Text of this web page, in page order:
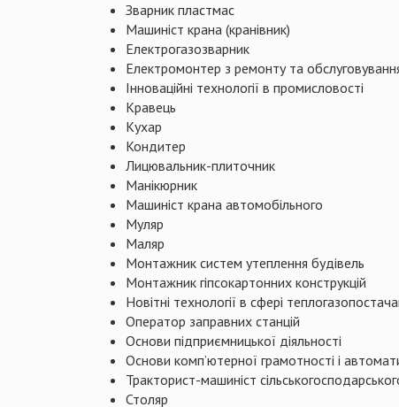
Зварник пластмас
Машиніст крана (кранівник)
Електрогазозварник
Електромонтер з ремонту та
Інноваційні технології в промисловості
Кравець
Кухар
Кондитер
Лицювальник-плиточник
Манікюрник
Машиніст крана автомобільного
Муляр
Маляр
Монтажник систем утеплення будівель
Монтажник гіпсокартонних конструкцій
Новітні технології в сфері
Оператор заправних станцій
Основи підприємницької діяльності
Основи комп’ютерної грамотності і
Тракторист-машиніст
Столяр